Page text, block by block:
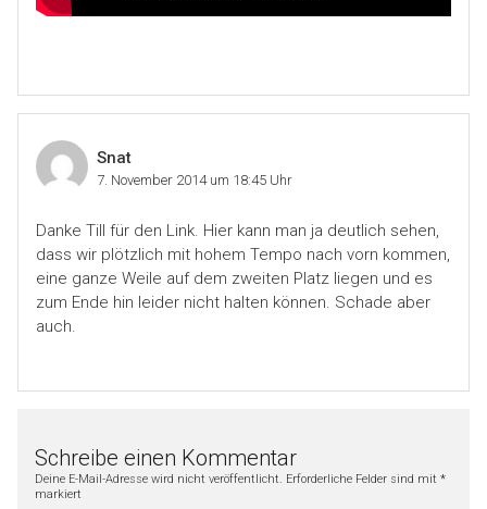
Snat
7. November 2014 um 18:45 Uhr
Danke Till für den Link. Hier kann man ja deutlich sehen,
dass wir plötzlich mit hohem Tempo nach vorn kommen,
eine ganze Weile auf dem zweiten Platz liegen und es
zum Ende hin leider nicht halten können. Schade aber
auch.
Schreibe einen Kommentar
Deine E-Mail-Adresse wird nicht veröffentlicht. Erforderliche Felder sind mit *
markiert